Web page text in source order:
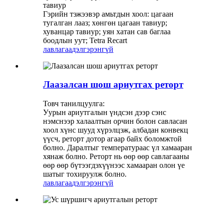
тавиур
Гэрийн тэжээвэр амьтдын хоол: цагаан
тугалган лааз; хөнгөн цагаан тавиур;
хуванцар тавиур; уян хатан сав баглаа
боодлын уут; Tetra Recart
лавлагаадэлгэрэнгүй
Лаазалсан шош ариутгах реторт
Товч танилцуулга:
Уурын ариутгалын үндсэн дээр сэнс
нэмснээр халаалтын орчин болон савласан
хоол хүнс шууд хүрэлцэж, албадан конвекц
үүсч, реторт дотор агаар байх боломжтой
болно. Даралтыг температураас үл хамааран
хянаж болно. Реторт нь өөр өөр савлагааны
өөр өөр бүтээгдэхүүнээс хамааран олон үе
шатыг тохируулж болно.
лавлагаадэлгэрэнгүй